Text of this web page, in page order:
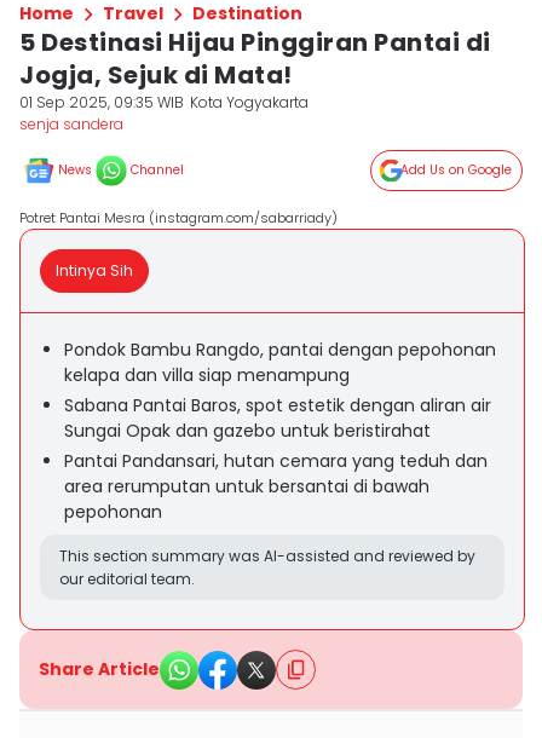
Home Travel Destination
5 Destinasi Hijau Pinggiran Pantai di
Jogja, Sejuk di Mata!
01 Sep 2025, 09:35 WIB Kota Yogyakarta
senja sandera
News Channel Add Us on Google
Potret Pantai Mesra (instagram.com/sabarriady)
Intinya Sih
Pondok Bambu Rangdo, pantai dengan pepohonan
kelapa dan villa siap menampung
Sabana Pantai Baros, spot estetik dengan aliran air
Sungai Opak dan gazebo untuk beristirahat
Pantai Pandansari, hutan cemara yang teduh dan
area rerumputan untuk bersantai di bawah
pepohonan
This section summary was AI-assisted and reviewed by
our editorial team.
Share Article